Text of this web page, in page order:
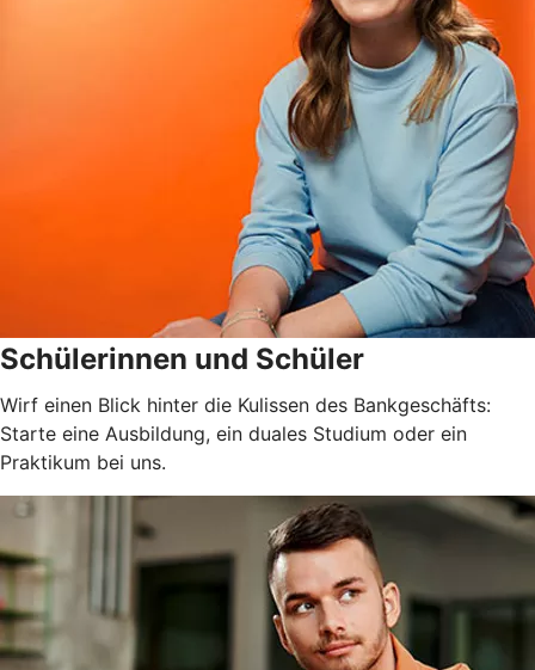
Schülerinnen und Schüler
Wirf einen Blick hinter die Kulissen des Bankgeschäfts:
Starte eine Ausbildung, ein duales Studium oder ein
Praktikum bei uns.